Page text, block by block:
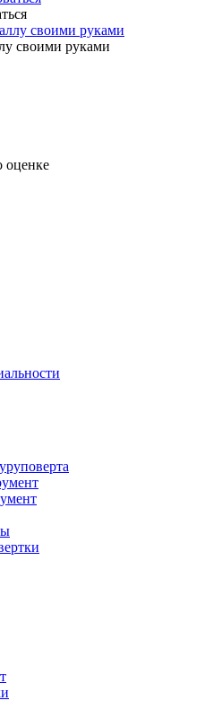
своими руками
оценке